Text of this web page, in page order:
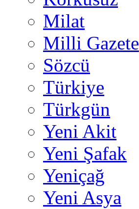
Milat
Milli Gazete
Sözcü
Türkiye
Türkgün
Yeni Akit
Yeni Şafak
Yeniçağ
Yeni Asya